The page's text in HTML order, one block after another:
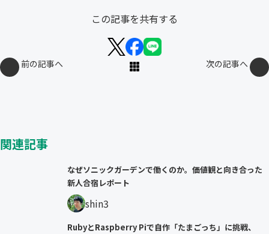
この記事を共有する
前の記事へ 次の記事へ
関連記事
なぜソニックガーデンで働くのか。価値観と向き合った
新人合宿レポート
shin3
RubyとRaspberry Piで自作「たまごっち」に挑戦、